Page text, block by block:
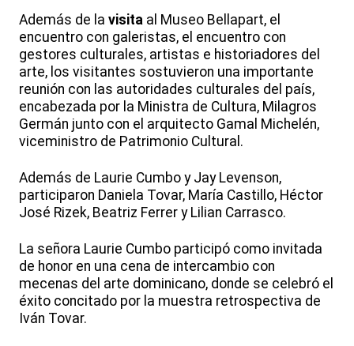
Además de la visita al Museo Bellapart, el
encuentro con galeristas, el encuentro con
gestores culturales, artistas e historiadores del
arte, los visitantes sostuvieron una importante
reunión con las autoridades culturales del país,
encabezada por la Ministra de Cultura, Milagros
Germán junto con el arquitecto Gamal Michelén,
viceministro de Patrimonio Cultural.
Además de Laurie Cumbo y Jay Levenson,
participaron Daniela Tovar, María Castillo, Héctor
José Rizek, Beatriz Ferrer y Lilian Carrasco.
La señora Laurie Cumbo participó como invitada
de honor en una cena de intercambio con
mecenas del arte dominicano, donde se celebró el
éxito concitado por la muestra retrospectiva de
Iván Tovar.